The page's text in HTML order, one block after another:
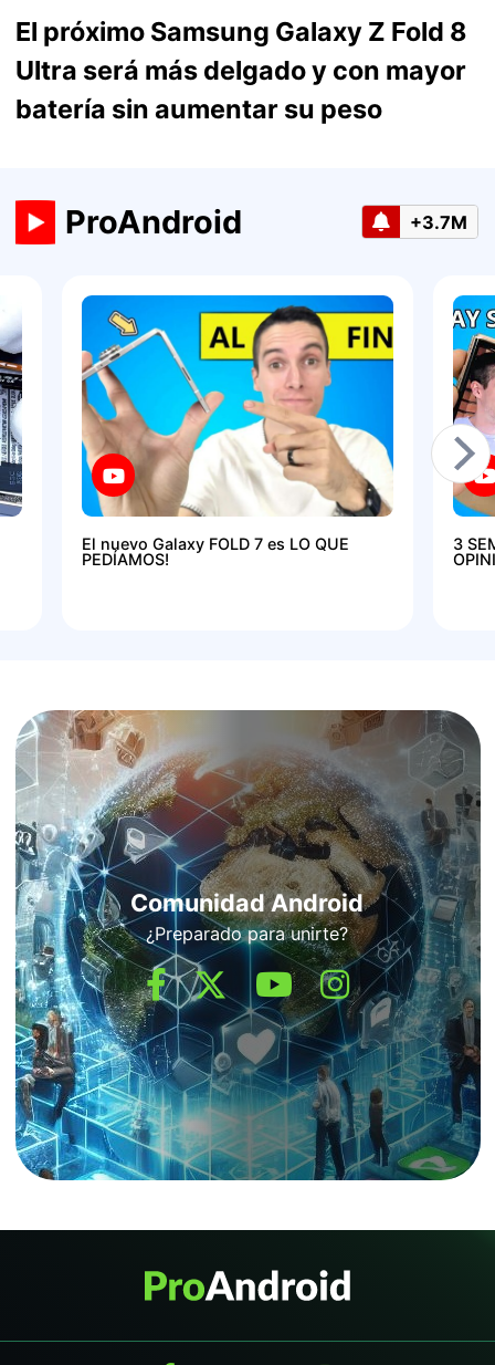
El próximo Samsung Galaxy Z Fold 8
Ultra será más delgado y con mayor
batería sin aumentar su peso
ProAndroid +3.7M
El nuevo Galaxy FOLD 7 es LO QUE
PEDÍAMOS!
3
Comunidad Android
¿Preparado para unirte?